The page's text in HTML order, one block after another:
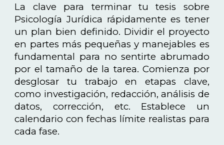
La clave para terminar tu tesis sobre
Psicología Jurídica rápidamente es tener
un plan bien definido. Dividir el proyecto
en partes más pequeñas y manejables es
fundamental para no sentirte abrumado
por el tamaño de la tarea. Comienza por
desglosar tu trabajo en etapas clave,
como investigación, redacción, análisis de
datos, corrección, etc. Establece un
calendario con fechas límite realistas para
cada fase.